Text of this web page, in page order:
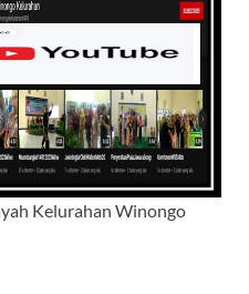
Kelurahan Winongo